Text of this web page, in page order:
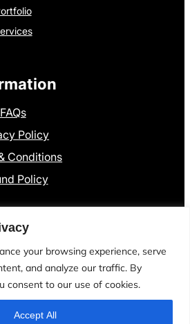
your browsing experience, serve
and analyze our traffic. By
consent to our use of cookies.
Accept All
FAQs
Policy
Conditions
Policy
Pstu